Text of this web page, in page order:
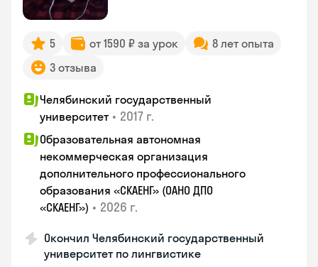
5 от 1590 ₽ за урок
8 лет опыта
3 отзыва
Челябинский государственный
университет • 2017 г.
Образовательная автономная
некоммерческая организация
дополнительного профессионального
образования «СКАЕНГ» (ОАНО ДПО
«СКАЕНГ») • 2026 г.
Окончил Челябинский государственный
университет по лингвистике